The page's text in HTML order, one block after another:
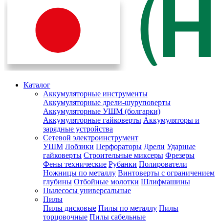
Каталог
Аккумуляторные инструменты
Аккумуляторные дрели-шуруповерты
Аккумуляторные УШМ (болгарки)
Аккумуляторные гайковерты Аккумуляторы и
зарядные устройства
Сетевой электроинструмент
УШМ Лобзики Перфораторы Дрели Ударные
гайковерты Строительные миксеры Фрезеры
Фены технические Рубанки Полирователи
Ножницы по металлу Винтоверты с ограничением
глубины Отбойные молотки Шлифмашины
Пылесосы универсальные
Пилы
Пилы дисковые Пилы по металлу Пилы
торцовочные Пилы сабельные